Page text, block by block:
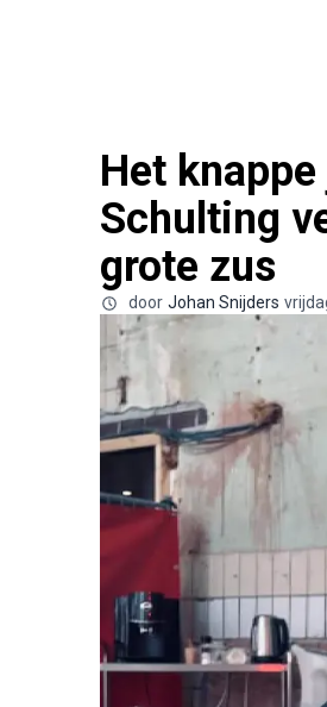
Het
Schulting
grote zus
door Johan Snijders